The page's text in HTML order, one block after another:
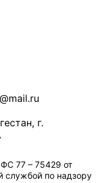
г.
77 – 75429 от
службой по надзору